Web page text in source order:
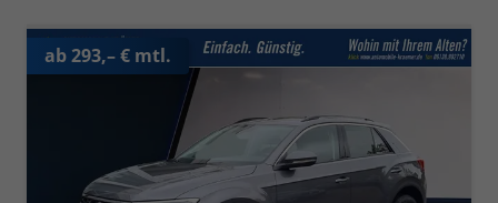
ab 293,– € mtl.